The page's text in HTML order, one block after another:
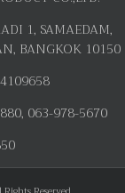
1, SAMAEDAM,
BANGKOK 10150
063-978-5670